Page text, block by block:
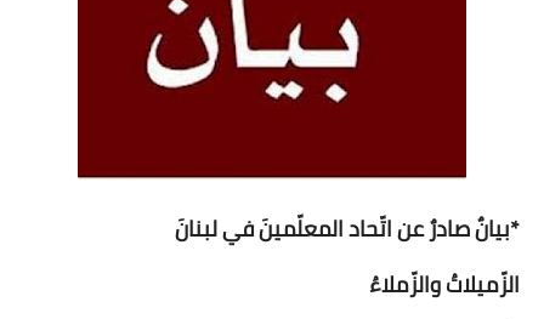
*بيانٌ صادرٌ عن اتّحاد المعلّمينَ في لبنانَ
الزّميلاتُ والزّملاءُ